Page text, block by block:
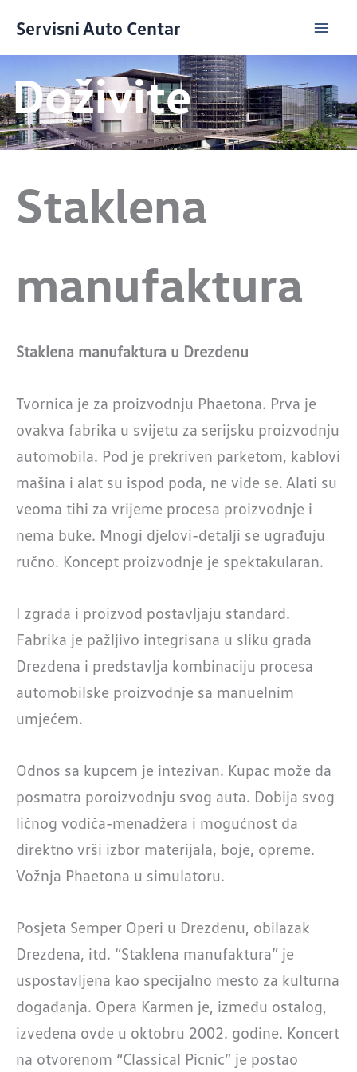
Servisni Auto Centar
Doživite
Staklena
manufaktura
Staklena manufaktura u Drezdenu
Tvornica je za proizvodnju Phaetona. Prva je
ovakva fabrika u svijetu za serijsku proizvodnju
automobila. Pod je prekriven parketom, kablovi
mašina i alat su ispod poda, ne vide se. Alati su
veoma tihi za vrijeme procesa proizvodnje i
nema buke. Mnogi djelovi-detalji se ugrađuju
ručno. Koncept proizvodnje je spektakularan.
I zgrada i proizvod postavljaju standard.
Fabrika je pažljivo integrisana u sliku grada
Drezdena i predstavlja kombinaciju procesa
automobilske proizvodnje sa manuelnim
umjećem.
Odnos sa kupcem je intezivan. Kupac može da
posmatra poroizvodnju svog auta. Dobija svog
ličnog vodiča-menadžera i mogućnost da
direktno vrši izbor materijala, boje, opreme.
Vožnja Phaetona u simulatoru.
Posjeta Semper Operi u Drezdenu, obilazak
Drezdena, itd. “Staklena manufaktura” je
uspostavljena kao specijalno mesto za kulturna
događanja. Opera Karmen je, između ostalog,
izvedena ovde u oktobru 2002. godine. Koncert
na otvorenom “Classical Picnic” je postao